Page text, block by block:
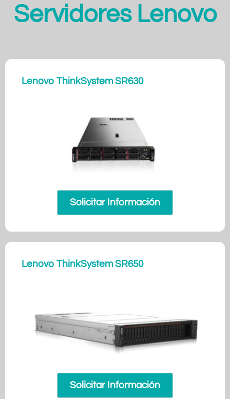
Servidores Lenovo
Lenovo ThinkSystem SR630
Solicitar Información
Lenovo ThinkSystem SR650
Solicitar Información